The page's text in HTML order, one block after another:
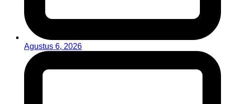
Agustus 6, 2026